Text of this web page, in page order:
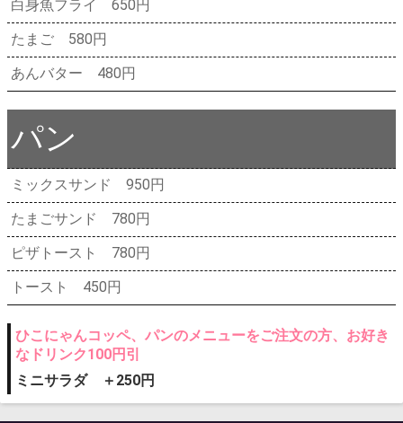
白身魚フライ 650円
たまご 580円
あんバター 480円
パン
ミックスサンド 950円
たまごサンド 780円
ピザトースト 780円
トースト 450円
ひこにゃんコッペ、パンのメニューをご注文の方、お好き
なドリンク100円引
ミニサラダ ＋250円